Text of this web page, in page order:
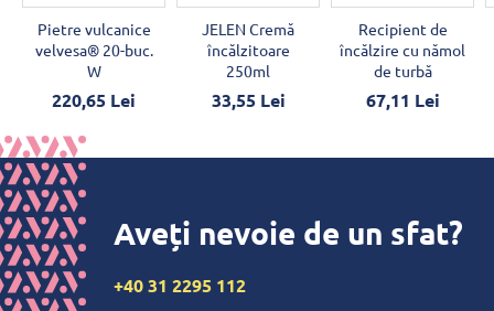
Pietre vulcanice
velvesa® 20-buc.
W
220,65 Lei
JELEN Cremă
încălzitoare
250ml
33,55 Lei
Recipient de
încălzire cu nămol
de turbă
67,11 Lei
Aveți nevoie de un sfat?
+40 31 2295 112